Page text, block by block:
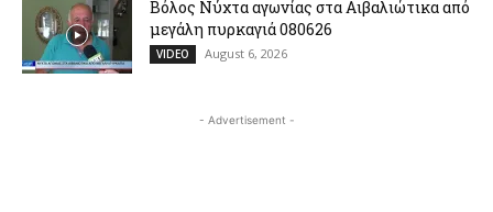
Βόλος Νύχτα αγωνίας στα Αιβαλιώτικα από
μεγάλη πυρκαγιά 080626
VIDEO August 6, 2026
- Advertisement -